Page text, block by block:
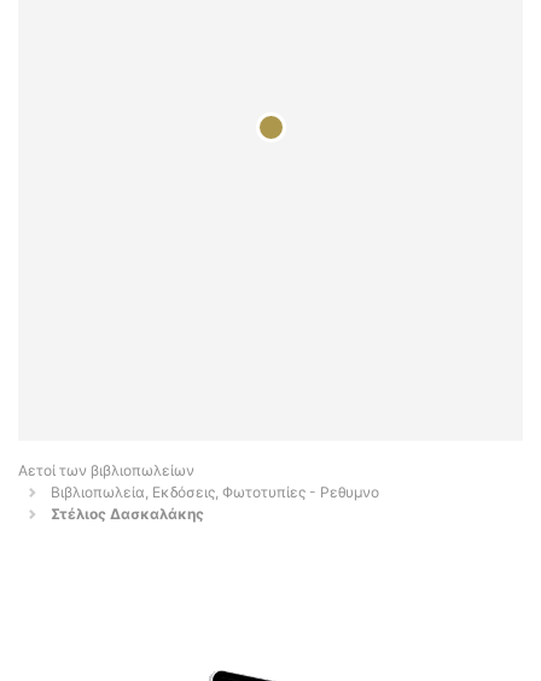
Αετοί των βιβλιοπωλείων
Βιβλιοπωλεία, Εκδόσεις, Φωτοτυπίες - Ρεθυμνο
Στέλιος Δασκαλάκης